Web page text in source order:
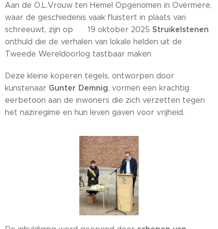
Aan de O.L.Vrouw ten Hemel Opgenomen in Overmere,
waar de geschiedenis vaak fluistert in plaats van
schreeuwt, zijn op 19 oktober 2025 Struikelstenen
onthuld die de verhalen van lokale helden uit de
Tweede Wereldoorlog tastbaar maken
Deze kleine koperen tegels, ontworpen door
kunstenaar Gunter Demnig, vormen een krachtig
eerbetoon aan de inwoners die zich verzetten tegen
het naziregime en hun leven gaven voor vrijheid.